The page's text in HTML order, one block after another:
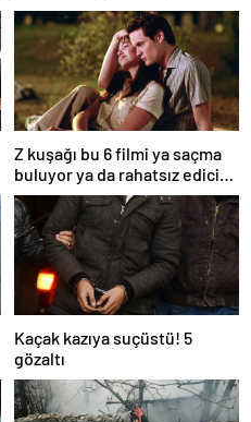
Z kuşağı bu 6 filmi ya saçma
buluyor ya da rahatsız edici
ve toksik!
Kaçak kazıya suçüstü! 5
gözaltı